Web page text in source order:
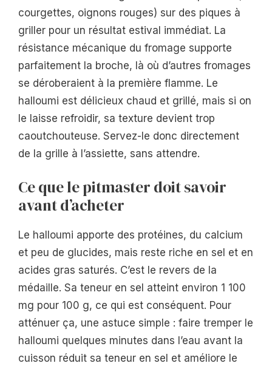
courgettes, oignons rouges) sur des piques à
griller pour un résultat estival immédiat. La
résistance mécanique du fromage supporte
parfaitement la broche, là où d’autres fromages
se déroberaient à la première flamme. Le
halloumi est délicieux chaud et grillé, mais si on
le laisse refroidir, sa texture devient trop
caoutchouteuse. Servez-le donc directement
de la grille à l’assiette, sans attendre.
Ce que le pitmaster doit savoir
avant d’acheter
Le halloumi apporte des protéines, du calcium
et peu de glucides, mais reste riche en sel et en
acides gras saturés. C’est le revers de la
médaille. Sa teneur en sel atteint environ 1 100
mg pour 100 g, ce qui est conséquent. Pour
atténuer ça, une astuce simple : faire tremper le
halloumi quelques minutes dans l’eau avant la
cuisson réduit sa teneur en sel et améliore le